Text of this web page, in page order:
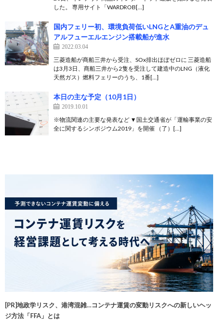
した。 専用サイト「WARDROB[…]
国内フェリー初、環境負荷低いLNGとA重油のデュ
アルフューエルエンジン搭載船が進水
2022.03.04
三菱造船が商船三井から受注、SOx排出ほぼゼロに 三菱造船
は3月3日、商船三井から2隻を受注して建造中のLNG（液化
天然ガス）燃料フェリーのうち、1番[…]
本日の主な予定（10月1日）
2019.10.01
※物流関連の主要な発表など ▼国土交通省が「運輸事業の安
全に関するシンポジウム2019」を開催 （了）[…]
[PR]地政学リスク、港湾混雑…コンテナ運賃の変動リスクへの新しいヘッ
ジ方法「FFA」とは